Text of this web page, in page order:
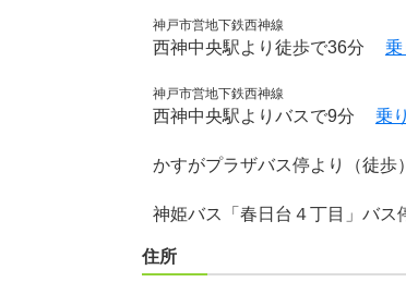
神戸市営地下鉄西神線
西神中央駅より徒歩で36分 乗
神戸市営地下鉄西神線
西神中央駅よりバスで9分 乗
かすがプラザバス停より（徒歩
神姫バス「春日台４丁目」バス
住所